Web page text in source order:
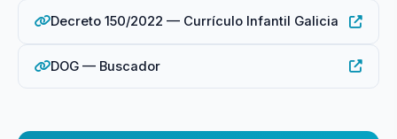
Decreto 150/2022 — Currículo Infantil Galicia
DOG — Buscador